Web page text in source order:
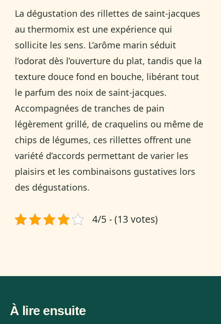
La dégustation des rillettes de saint-jacques
au thermomix est une expérience qui
sollicite les sens. L’arôme marin séduit
l’odorat dès l’ouverture du plat, tandis que la
texture douce fond en bouche, libérant tout
le parfum des noix de saint-jacques.
Accompagnées de tranches de pain
légèrement grillé, de craquelins ou même de
chips de légumes, ces rillettes offrent une
variété d’accords permettant de varier les
plaisirs et les combinaisons gustatives lors
des dégustations.
4/5 - (13 votes)
À lire ensuite